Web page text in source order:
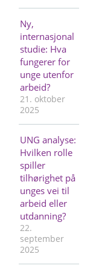
Ny,
internasjonal
studie: Hva
fungerer for
unge utenfor
arbeid?
21. oktober
2025
UNG analyse:
Hvilken rolle
spiller
tilhørighet på
unges vei til
arbeid eller
utdanning?
22.
september
2025